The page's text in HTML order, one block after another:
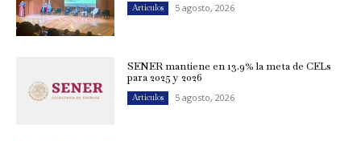
Artículos 5 agosto, 2026
SENER mantiene en 13.9% la meta de CELs
para 2025 y 2026
Artículos 5 agosto, 2026